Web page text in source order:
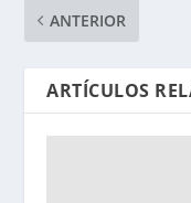
ANTERIOR
ARTÍCULOS